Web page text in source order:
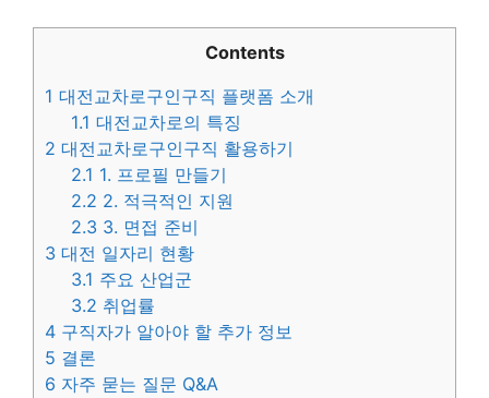
Contents
1 대전교차로구인구직 플랫폼 소개
1.1 대전교차로의 특징
2 대전교차로구인구직 활용하기
2.1 1. 프로필 만들기
2.2 2. 적극적인 지원
2.3 3. 면접 준비
3 대전 일자리 현황
3.1 주요 산업군
3.2 취업률
4 구직자가 알아야 할 추가 정보
5 결론
6 자주 묻는 질문 Q&A